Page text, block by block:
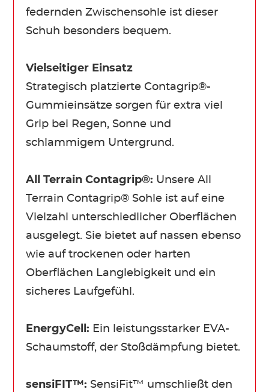
federnden Zwischensohle ist dieser
Schuh besonders bequem.
Vielseitiger Einsatz
Strategisch platzierte Contagrip®-
Gummieinsätze sorgen für extra viel
Grip bei Regen, Sonne und
schlammigem Untergrund.
All Terrain Contagrip®: Unsere All
Terrain Contagrip® Sohle ist auf eine
Vielzahl unterschiedlicher Oberflächen
ausgelegt. Sie bietet auf nassen ebenso
wie auf trockenen oder harten
Oberflächen Langlebigkeit und ein
sicheres Laufgefühl.
EnergyCell: Ein leistungsstarker EVA-
Schaumstoff, der Stoßdämpfung bietet.
sensiFIT™: SensiFit™ umschließt den